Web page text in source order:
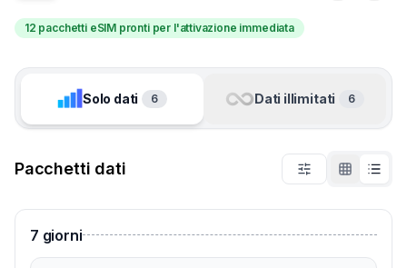
12 pacchetti eSIM pronti per l'attivazione immediata
Solo dati 6 Dati illimitati 6
Pacchetti dati
7 giorni